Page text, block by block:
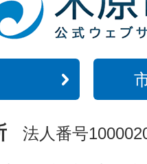
法人番号